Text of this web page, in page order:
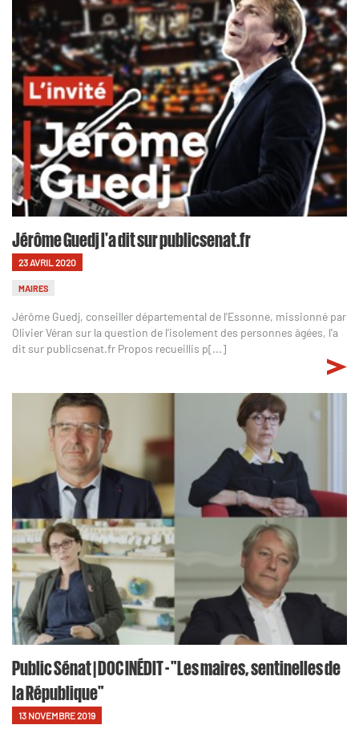
Jérôme Guedj l'a dit sur publicsenat.fr
23 AVRIL 2020
MAIRES
Jérôme Guedj, conseiller départemental de l'Essonne, missionné par
Olivier Véran sur la question de l'isolement des personnes âgées, l'a
dit sur publicsenat.fr Propos recueillis p[...]
Public Sénat | DOC INÉDIT - "Les maires, sentinelles de
la République"
13 NOVEMBRE 2019